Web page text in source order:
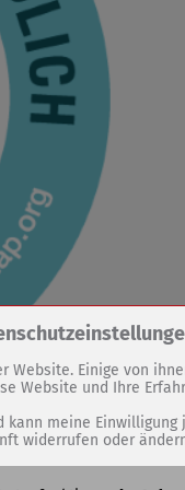
dass
notwendige Cookies
(Wenko-Wenselaar
/ SPAM Schutz
Website. Einige von
Website und Ihre
meine
widerrufen oder